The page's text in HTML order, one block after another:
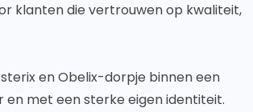
klanten die vertrouwen op kwaliteit,
en Obelix-dorpje binnen een
en met een sterke eigen identiteit.